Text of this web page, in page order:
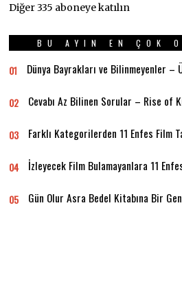
Diğer 335 aboneye katılın
BU AYIN EN ÇOK
01 Dünya Bayrakları ve Bilinmeyenler –
02 Cevabı Az Bilinen Sorular – Rise of
03 Farklı Kategorilerden 11 Enfes Film
04 İzleyecek Film Bulamayanlara 11
05 Gün Olur Asra Bedel Kitabına Bir